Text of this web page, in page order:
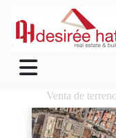
Venta de